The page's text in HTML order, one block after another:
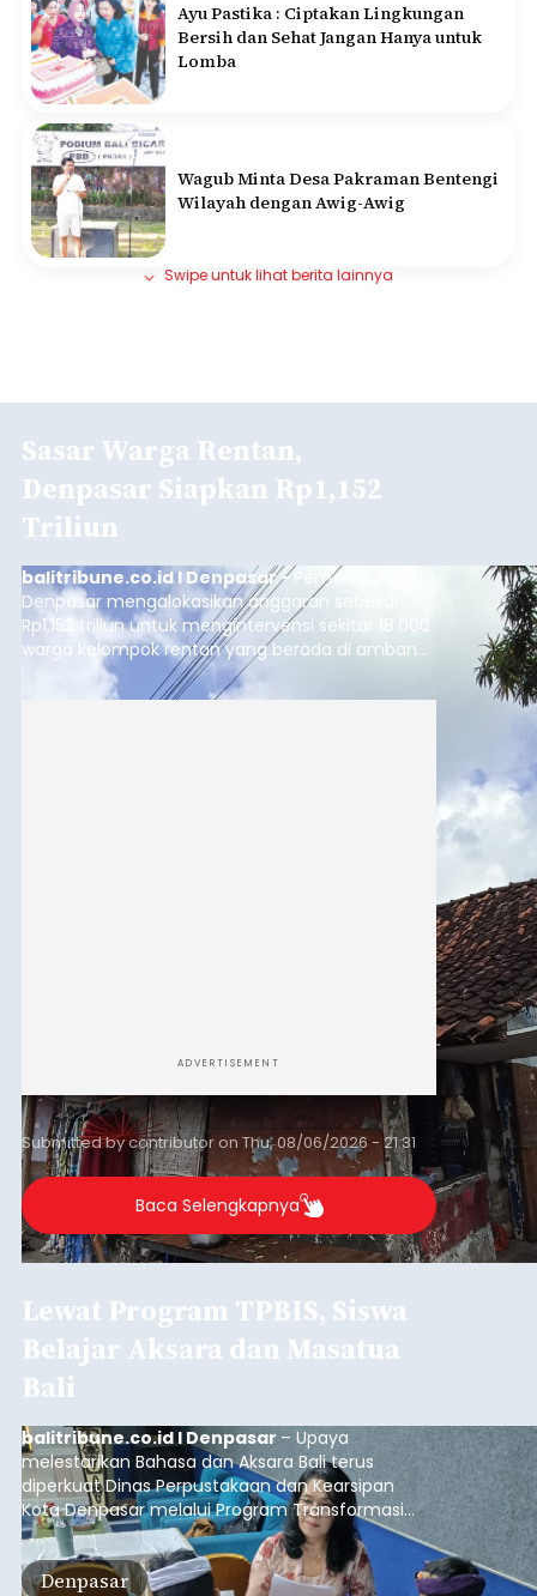
Ayu Pastika : Ciptakan Lingkungan
Bersih dan Sehat Jangan Hanya untuk
Lomba
Wagub Minta Desa Pakraman Bentengi
Wilayah dengan Awig-Awig
Swipe untuk lihat berita lainnya
Sasar Warga Rentan,
Denpasar Siapkan Rp1,152
Triliun
balitribune.co.id I Denpasar -Pemerintah Kota
Denpasar mengalokasikan anggaran sebesar
Rp1,152 triliun untuk mengintervensi sekitar 18.000
warga kelompok rentan yang berada di ambang
garis kemiskinan. Langkah strategis ini diambil
guna menjaga masyarakat yang berada pada
ADVERTISEMENT
Submitted bycontributoron Thu, 08/06/2026 - 21:31
Baca Selengkapnya
Lewat Program TPBIS, Siswa
Belajar Aksara dan Masatua
Bali
balitribune.co.id I Denpasar – Upaya
melestarikan Bahasa dan Aksara Bali terus
diperkuat Dinas Perpustakaan dan Kearsipan
Kota Denpasar melalui Program Transformasi
Perpustakaan Berbasis Inklusi Sosial (TPBIS).
Tahun ini, sebanyak 63 siswa kelas IV dan V SD
Negeri 17 Dangin Puri mendapat pelatihan
Denpasar